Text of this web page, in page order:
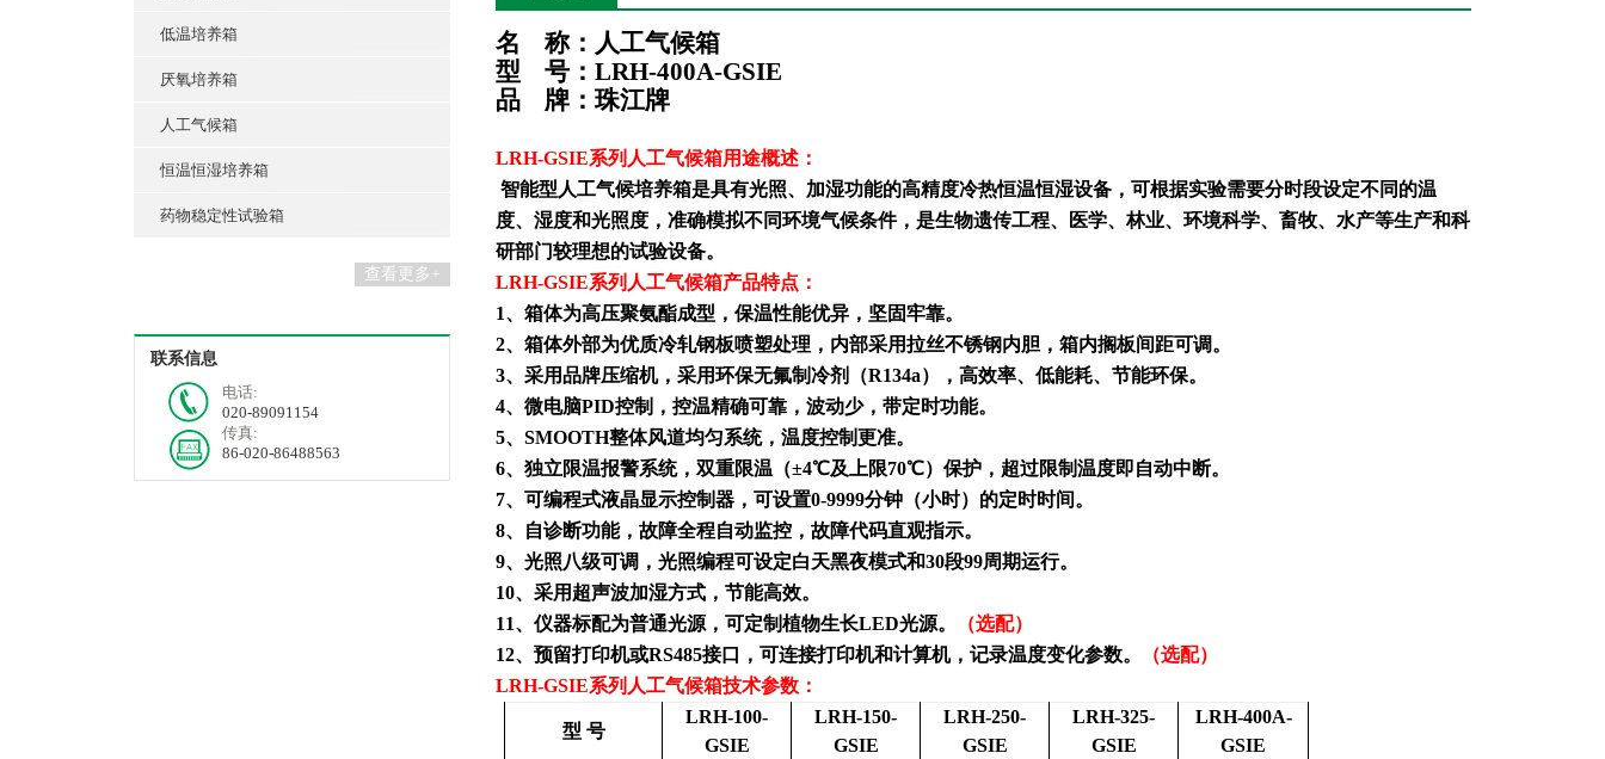
低温培养箱
厌氧培养箱
人工气候箱
恒温恒湿培养箱
药物稳定性试验箱
查看更多+
联系信息
电话:
020-89091154
传真:
86-020-86488563
名 称： 人工气候箱
型
号： LRH-400A-GSIE
品
牌：珠江牌
LRH-GSIE系列 人工气候箱用途概述：
智能型人工气候培养箱是具有光照、加湿功能的高精度冷热恒温恒湿设备，可根据实验需要分时段设定不同的温
度、湿度和光照度，准确模拟不同环境气候条件，是生物遗传工程、医学、林业、环境科学、畜牧、水产等生产和科
研部门较理想的试验设备。
LRH-GSIE系列 人工气候箱产品特点：
1、箱体为高压聚氨酯成型，保温性能优异，坚固牢靠。
2、箱体外部为优质冷轧钢板喷塑处理，内部采用拉丝不锈钢内胆，箱内搁板间距可调。
3、采用品牌压缩机，采用环保无氟制冷剂（R134a），高效率、低能耗、节能环保。
4、微电脑PID控制，控温精确可靠，波动少，带定时功能。
5、 SMOOTH整体风道均匀系统，温度控制更准。
6、独立限温报警系统，双重限温（±4℃及上限70℃）保护，超过限制温度即自动中断。
7、 可编程式液晶显示控制器 ， 可设置0-9999分钟（小时）的定时时间。
8、自诊断功能，故障全程自动监控，故障代码直观指示。
9、光照八级可调，光照编程可设定白天黑夜模式和30段99周期运行。
10、采用超声波加湿方式，节能高效。
11、仪器标配为普通光源，可定制植物生长LED光源。
（选配）
12、预留打印机或RS485接口，可连接打印机和计算机，记录温度变化参数。
（选配）
LRH-GSIE系列 人工气候箱技术参数：
型 号
LRH-100-
GSIE
LRH-150-
GSIE
LRH-250-
GSIE
LRH-325-
GSIE
LRH-400A-
GSIE